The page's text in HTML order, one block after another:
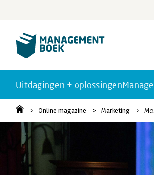
Uitdagingen + oplossingen
Online magazine Marketing